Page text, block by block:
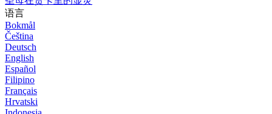
语言
Bokmål
Čeština
Deutsch
English
Español
Filipino
Français
Hrvatski